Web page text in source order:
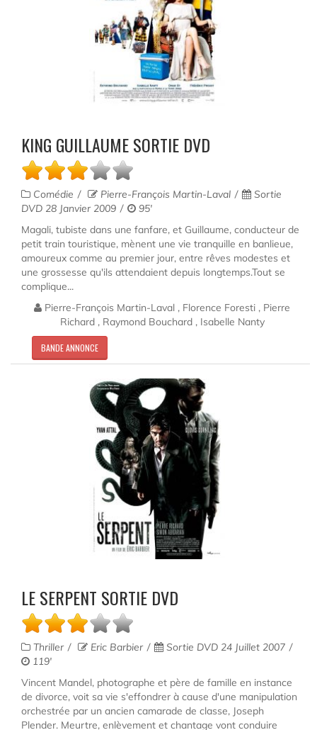
KING GUILLAUME SORTIE DVD
Comédie Pierre-François Martin-Laval
Sortie
DVD 28 Janvier 2009
95'
Magali, tubiste dans une fanfare, et Guillaume, conducteur de
petit train touristique, mènent une vie tranquille en banlieue,
amoureux comme au premier jour, entre rêves modestes et
une grossesse qu'ils attendaient depuis longtemps.Tout se
complique...
Pierre-François Martin-Laval , Florence Foresti , Pierre
Richard , Raymond Bouchard , Isabelle Nanty
BANDE ANNONCE
LE SERPENT SORTIE DVD
Thriller Eric Barbier
Sortie DVD 24 Juillet 2007
119'
Vincent Mandel, photographe et père de famille en instance
de divorce, voit sa vie s'effondrer à cause d'une manipulation
orchestrée par un ancien camarade de classe, Joseph
Plender. Meurtre, enlèvement et chantage vont conduire